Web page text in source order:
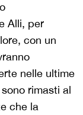
Alli, per
con un
nelle ultime
rimasti al
che la